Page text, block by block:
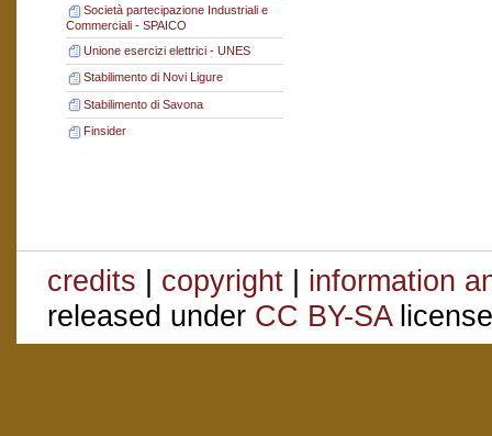
Società partecipazione Industriali e
Commerciali - SPAICO
Unione esercizi elettrici - UNES
Stabilimento di Novi Ligure
Stabilimento di Savona
Finsider
credits | copyright | information
released under CC BY-SA